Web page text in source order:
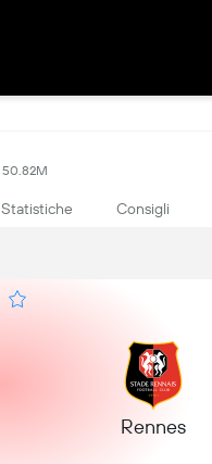
50.82M
Statistiche Consigli
Rennes